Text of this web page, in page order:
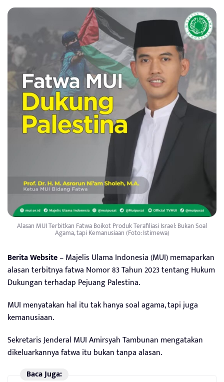
Alasan MUI Terbitkan Fatwa Boikot Produk Terafiliasi Israel: Bukan Soal
Agama, tapi Kemanusiaan (Foto: Istimewa)
Berita Website– Majelis Ulama Indonesia (MUI) memaparkan
alasan terbitnya fatwa Nomor 83 Tahun 2023 tentang Hukum
Dukungan terhadap Pejuang Palestina.
MUI menyatakan hal itu tak hanya soal agama, tapi juga
kemanusiaan.
Sekretaris Jenderal MUI Amirsyah Tambunan mengatakan
dikeluarkannya fatwa itu bukan tanpa alasan.
Baca Juga: